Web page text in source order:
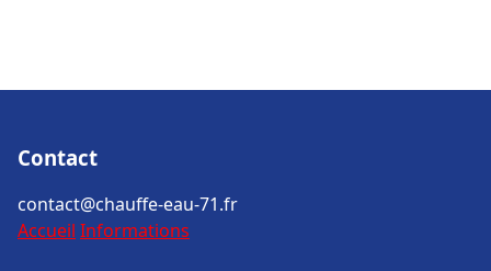
Contact
contact@chauffe-eau-71.fr
Accueil Informations